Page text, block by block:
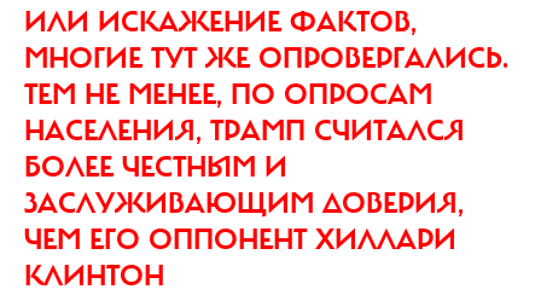
ИЛИ ИСКАЖЕНИЕ ФАКТОВ,
МНОГИЕ ТУТ ЖЕ ОПРОВЕРГАЛИСЬ.
ТЕМ НЕ МЕНЕЕ, ПО ОПРОСАМ
НАСЕЛЕНИЯ, ТРАМП СЧИТАЛСЯ
БОЛЕЕ ЧЕСТНЫМ И
ЗАСЛУЖИВАЮЩИМ ДОВЕРИЯ,
ЧЕМ ЕГО ОППОНЕНТ ХИЛЛАРИ
КЛИНТОН